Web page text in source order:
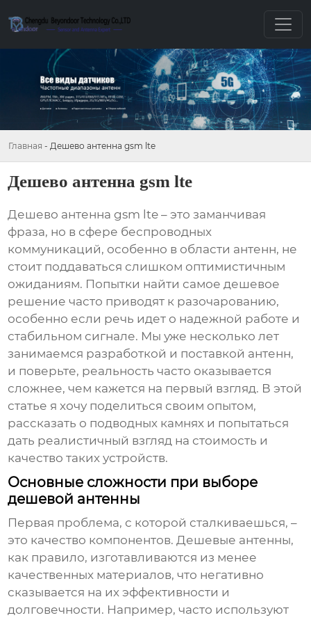
Главная - Дешево антенна gsm lte
Дешево антенна gsm lte
Дешево антенна gsm lte – это заманчивая
фраза, но в сфере беспроводных
коммуникаций, особенно в области антенн, не
стоит поддаваться слишком оптимистичным
ожиданиям. Попытки найти самое дешевое
решение часто приводят к разочарованию,
особенно если речь идет о надежной работе и
стабильном сигнале. Мы уже несколько лет
занимаемся разработкой и поставкой антенн,
и поверьте, реальность часто оказывается
сложнее, чем кажется на первый взгляд. В этой
статье я хочу поделиться своим опытом,
рассказать о подводных камнях и попытаться
дать реалистичный взгляд на стоимость и
качество таких устройств.
Основные сложности при выборе
дешевой антенны
Первая проблема, с которой сталкиваешься, –
это качество компонентов. Дешевые антенны,
как правило, изготавливаются из менее
качественных материалов, что негативно
сказывается на их эффективности и
долговечности. Например, часто используют